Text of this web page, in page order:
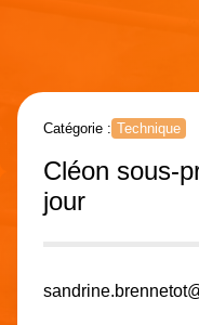
Catégorie : Technique
Cléon sous-
jour